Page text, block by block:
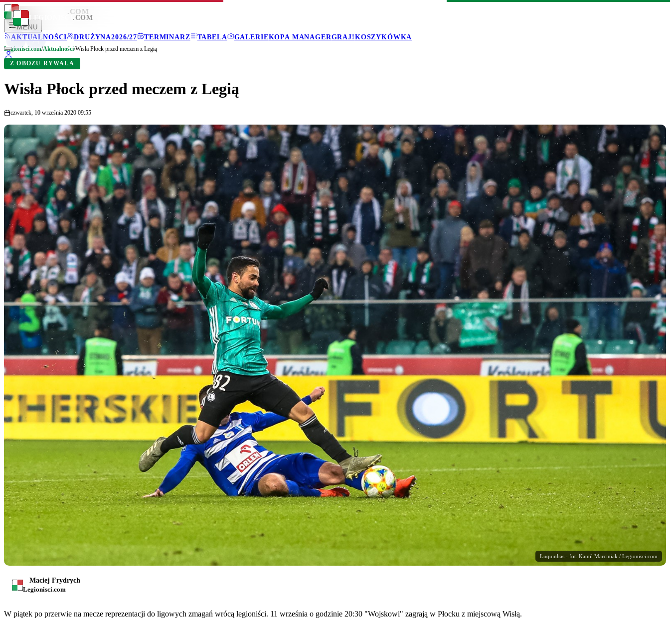
LEGIONISCI .COM
MENU
AKTUALNOŚCI
DRUŻYNA2026/27 TERMINARZ TABELA GALERIEKOPA MANAGERGRAJ!KOSZYKÓWKA
LEGIONISCI .COM
Legionisci.com/Aktualności/Wisła Płock przed meczem z Legią
Z OBOZU RYWALA
Wisła Płock przed meczem z Legią
czwartek, 10 września 2020 09:55
Luquinhas - fot. Kamil Marciniak / Legionisci.com
Maciej Frydrych
Legionisci.com
W piątek po przerwie na mecze reprezentacji do ligowych zmagań wrócą legioniści. 11 września o godzinie 20:30 "Wojskowi" zagrają w Płocku z miejscową Wisłą.